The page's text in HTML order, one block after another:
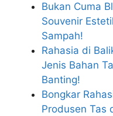
Bukan Cuma
Souvenir
Sampah!
Rahasia di
Jenis Bahan
Banting!
Bongkar
Produsen Tas